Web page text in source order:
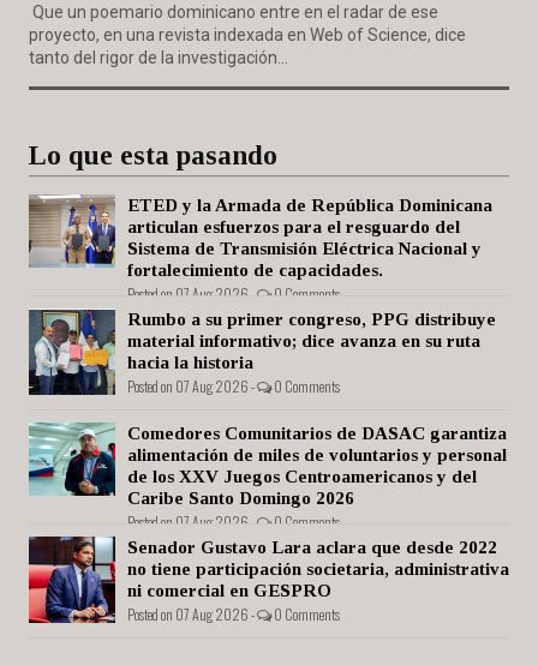
Que un poemario dominicano entre en el radar de ese
proyecto, en una revista indexada en Web of Science, dice
tanto del rigor de la investigación...
Lo que esta pasando
ETED y la Armada de República Dominicana
articulan esfuerzos para el resguardo del
Sistema de Transmisión Eléctrica Nacional y
fortalecimiento de capacidades.
Posted on 07 Aug 2026 - 0 Comments
Rumbo a su primer congreso, PPG distribuye
material informativo; dice avanza en su ruta
hacia la historia
Posted on 07 Aug 2026 - 0 Comments
Comedores Comunitarios de DASAC garantiza
alimentación de miles de voluntarios y personal
de los XXV Juegos Centroamericanos y del
Caribe Santo Domingo 2026
Posted on 07 Aug 2026 - 0 Comments
Senador Gustavo Lara aclara que desde 2022
no tiene participación societaria, administrativa
ni comercial en GESPRO
Posted on 07 Aug 2026 - 0 Comments